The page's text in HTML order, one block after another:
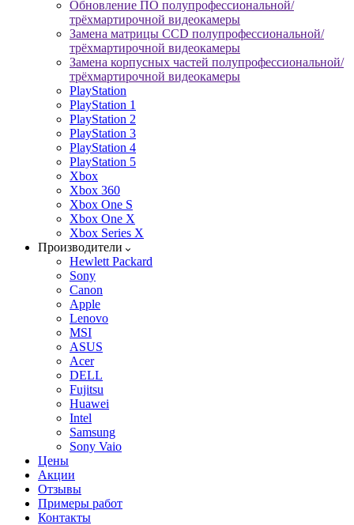
Обновление ПО полупрофессиональной/
трёхмартирочной видеокамеры
Замена матрицы CCD полупрофессиональной/
трёхмартирочной видеокамеры
Замена корпусных частей полупрофессиональной/
трёхмартирочной видеокамеры
PlayStation
PlayStation 1
PlayStation 2
PlayStation 3
PlayStation 4
PlayStation 5
Xbox
Xbox 360
Xbox One S
Xbox One X
Xbox Series X
Производители
Hewlett Packard
Sony
Canon
Apple
Lenovo
MSI
ASUS
Acer
DELL
Fujitsu
Huawei
Intel
Samsung
Sony Vaio
Цены
Акции
Отзывы
Примеры работ
Контакты